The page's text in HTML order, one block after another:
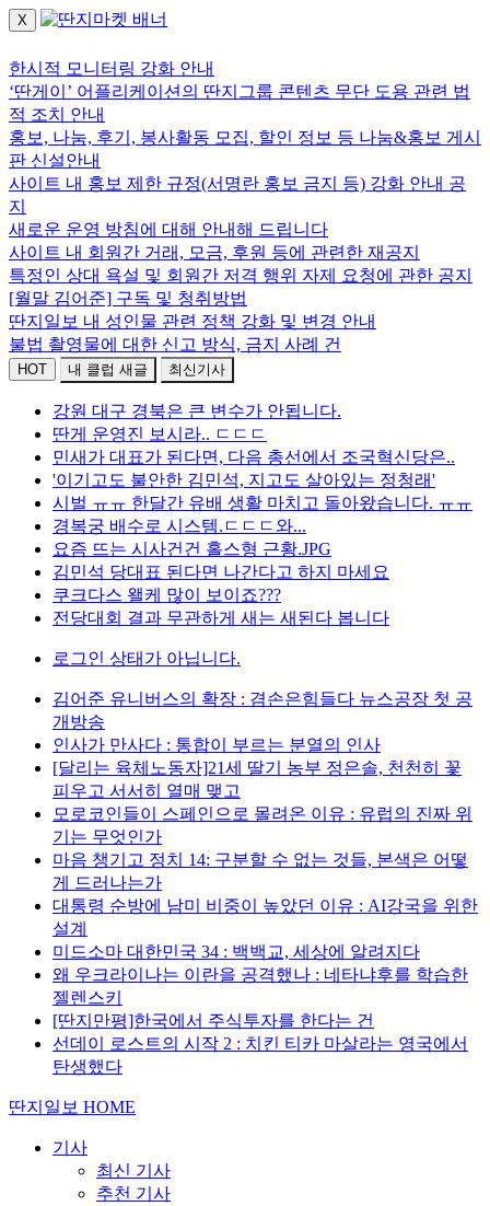
X
한시적 모니터링 강화 안내
‘딴게이’ 어플리케이션의 딴지그룹 콘텐츠 무단 도용 관련 법
적 조치 안내
홍보, 나눔, 후기, 봉사활동 모집, 할인 정보 등 나눔&홍보 게시
판 신설안내
사이트 내 홍보 제한 규정(서명란 홍보 금지 등) 강화 안내 공
지
새로운 운영 방침에 대해 안내해 드립니다
사이트 내 회원간 거래, 모금, 후원 등에 관련한 재공지
특정인 상대 욕설 및 회원간 저격 행위 자제 요청에 관한 공지
[월말 김어준] 구독 및 청취방법
딴지일보 내 성인물 관련 정책 강화 및 변경 안내
불법 촬영물에 대한 신고 방식, 금지 사례 건
HOT 내 클럽 새글 최신기사
강원 대구 경북은 큰 변수가 안됩니다.
딴게 운영진 보시라.. ㄷㄷㄷ
민새가 대표가 된다면, 다음 총선에서 조국혁신당은..
'이기고도 불안한 김민석, 지고도 살아있는 정청래'
시벌 ㅠㅠ 한달간 유배 생활 마치고 돌아왔습니다. ㅠㅠ
경복궁 배수로 시스템.ㄷㄷㄷ와...
요즘 뜨는 시사건건 홀스형 근황.JPG
김민석 당대표 된다면 나간다고 하지 마세요
쿠크다스 왤케 많이 보이죠???
전당대회 결과 무관하게 새는 새된다 봅니다
로그인 상태가 아닙니다.
김어준 유니버스의 확장 : 겸손은힘들다 뉴스공장 첫 공
개방송
인사가 만사다 : 통합이 부르는 분열의 인사
[달리는 육체노동자]21세 딸기 농부 정은솔, 천천히 꽃
피우고 서서히 열매 맺고
모로코인들이 스페인으로 몰려온 이유 : 유럽의 진짜 위
기는 무엇인가
마음 챙기고 정치 14: 구분할 수 없는 것들, 본색은 어떻
게 드러나는가
대통령 순방에 남미 비중이 높았던 이유 : AI강국을 위한
설계
미드소마 대한민국 34 : 백백교, 세상에 알려지다
왜 우크라이나는 이란을 공격했나 : 네타냐후를 학습한
젤렌스키
[딴지만평]한국에서 주식투자를 한다는 건
선데이 로스트의 시작 2 : 치킨 티카 마살라는 영국에서
탄생했다
딴지일보 HOME
기사
최신 기사
추천 기사